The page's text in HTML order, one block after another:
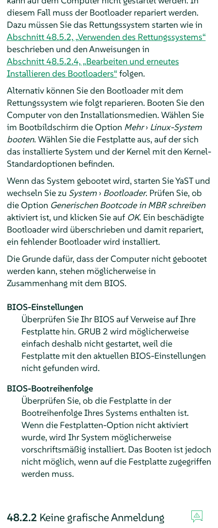
diesem Fall muss der Bootloader repariert werden.
Dazu müssen Sie das Rettungssystem starten wie in
Abschnitt 48.5.2, „Verwenden des Rettungssystems“
beschrieben und den Anweisungen in
Abschnitt 48.5.2.4, „Bearbeiten und erneutes
Installieren des Bootloaders“folgen.
Alternativ können Sie den Bootloader mit dem
Rettungssystem wie folgt reparieren. Booten Sie den
Computer von den Installationsmedien. Wählen Sie
im Bootbildschirm die Option Mehr› Linux-System
booten. Wählen Sie die Festplatte aus, auf der sich
das installierte System und der Kernel mit den Kernel-
Standardoptionen befinden.
Wenn das System gebootet wird, starten Sie YaST und
wechseln Sie zu System› Bootloader. Prüfen Sie, ob
die Option Generischen Bootcode in MBR schreiben
aktiviert ist, und klicken Sie auf OK. Ein beschädigte
Bootloader wird überschrieben und damit repariert,
ein fehlender Bootloader wird installiert.
Die Grunde dafür, dass der Computer nicht gebootet
werden kann, stehen möglicherweise in
Zusammenhang mit dem BIOS.
BIOS-Einstellungen
Überprüfen Sie Ihr BIOS auf Verweise auf Ihre
Festplatte hin. GRUB 2 wird möglicherweise
einfach deshalb nicht gestartet, weil die
Festplatte mit den aktuellen BIOS-Einstellungen
nicht gefunden wird.
BIOS-Bootreihenfolge
Überprüfen Sie, ob die Festplatte in der
Bootreihenfolge Ihres Systems enthalten ist.
Wenn die Festplatten-Option nicht aktiviert
wurde, wird Ihr System möglicherweise
vorschriftsmäßig installiert. Das Booten ist jedoch
nicht möglich, wenn auf die Festplatte zugegriffen
werden muss.
48.2.2 Keine grafische Anmeldung